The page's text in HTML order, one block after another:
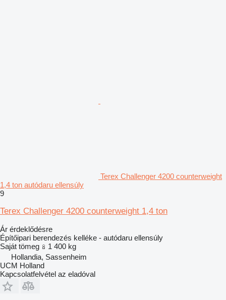
Terex Challenger 4200 counterweight
1,4 ton autódaru ellensúly
9
Terex Challenger 4200 counterweight 1,4 ton
Ár érdeklődésre
Építőipari berendezés kelléke - autódaru ellensúly
Saját tömeg
1 400 kg
Hollandia, Sassenheim
UCM Holland
Kapcsolatfelvétel az eladóval